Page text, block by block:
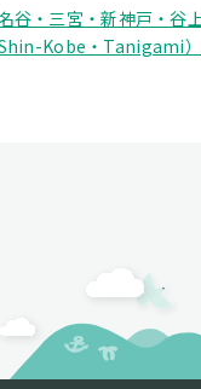
谷・三宮・新神戸・谷
Kobe・Tanigami）